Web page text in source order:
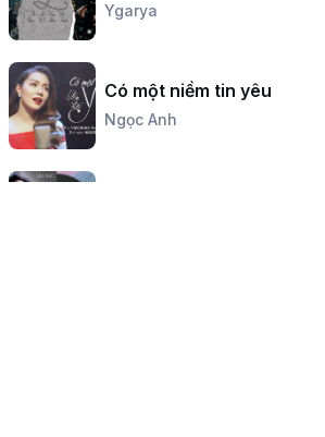
Ygarya
Có một niềm tin yêu
Ngọc Anh